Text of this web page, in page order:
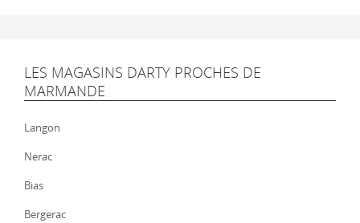
LES MAGASINS DARTY PROCHES DE
MARMANDE
Langon
Nerac
Bias
Bergerac